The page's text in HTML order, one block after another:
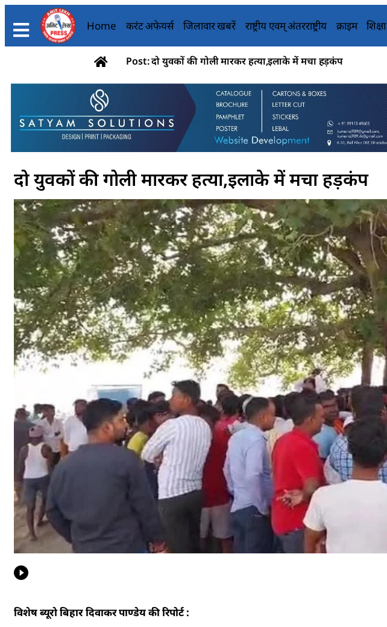
Home करंट अफेयर्स जिलावार खबरें राष्ट्रीय एवम् अंतरराष्ट्रीय क्राइम शिक्षा
Post: दो युवकों की गोली मारकर हत्या,इलाके में मचा हड़कंप
दो युवकों की गोली मारकर हत्या,इलाके में मचा हड़कंप
विशेष ब्यूरो बिहार दिवाकर पाण्डेय की रिपोर्ट :